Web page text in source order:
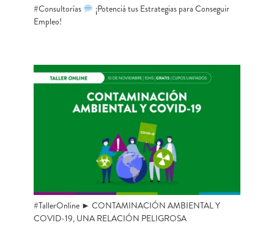
#Consultorías
¡Potenciá tus Estrategias para Conseguir
Empleo!
#TallerOnline ► CONTAMINACIÓN AMBIENTAL Y
COVID-19, UNA RELACIÓN PELIGROSA